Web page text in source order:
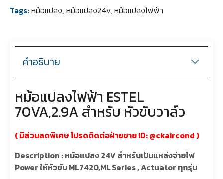
Tags:หม้อแปลง, หม้อแปลง24v, หม้อแปลงไฟฟ้า
คำอธิบาย
หม้อแปลงไฟฟ้า ESTEL
70VA,2.9A สำหรับ หัวขับวาล์ว
( มีส่วนลดพิเศษ โปรดติดต่อฝ่ายขาย ID: @ckaircond )
Description : หม้อแปลง 24V สำหรับเป้นแหล่งจ่ายไฟ
Power ให้หัวขับ ML7420,ML Series , Actuator ทุกรุ่น